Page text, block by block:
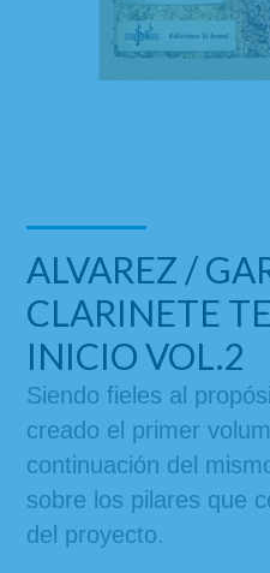
ALVAREZ /
CLARINETE
INICIO VOL.2
Siendo fieles al
creado el primer
continuación del
sobre los pilares que
del proyecto.